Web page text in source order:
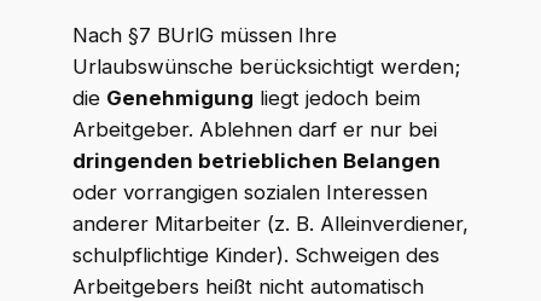
Nach §7 BUrlG müssen Ihre
Urlaubswünsche berücksichtigt werden;
die Genehmigung liegt jedoch beim
Arbeitgeber. Ablehnen darf er nur bei
dringenden betrieblichen Belangen
oder vorrangigen sozialen Interessen
anderer Mitarbeiter (z. B. Alleinverdiener,
schulpflichtige Kinder). Schweigen des
Arbeitgebers heißt nicht automatisch